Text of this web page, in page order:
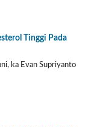
Tinggi Pada
ka Evan Supriyanto